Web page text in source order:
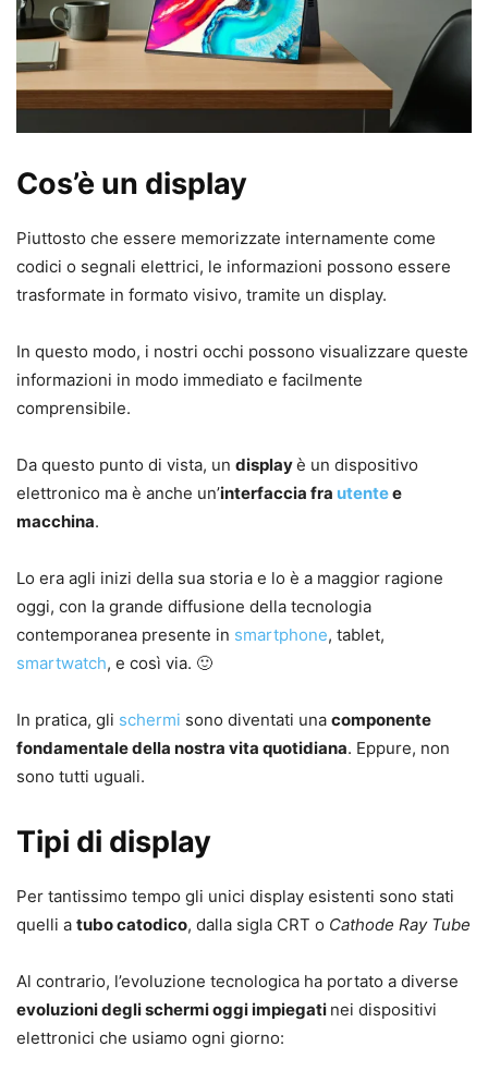
Cos’è un display
Piuttosto che essere memorizzate internamente come
codici o segnali elettrici, le informazioni possono essere
trasformate in formato visivo, tramite un display.
In questo modo, i nostri occhi possono visualizzare queste
informazioni in modo immediato e facilmente
comprensibile.
Da questo punto di vista, un displayè un dispositivo
elettronico ma è anche un’interfaccia fra utentee
macchina.
Lo era agli inizi della sua storia e lo è a maggior ragione
oggi, con la grande diffusione della tecnologia
contemporanea presente in smartphone, tablet,
smartwatch, e così via. 🙂
In pratica, gli schermi sono diventati una componente
fondamentale della nostra vita quotidiana. Eppure, non
sono tutti uguali.
Tipi di display
Per tantissimo tempo gli unici display esistenti sono stati
quelli a tubo catodico, dalla sigla CRT o Cathode Ray Tube
Al contrario, l’evoluzione tecnologica ha portato a diverse
evoluzioni degli schermi oggi impiegati nei dispositivi
elettronici che usiamo ogni giorno: